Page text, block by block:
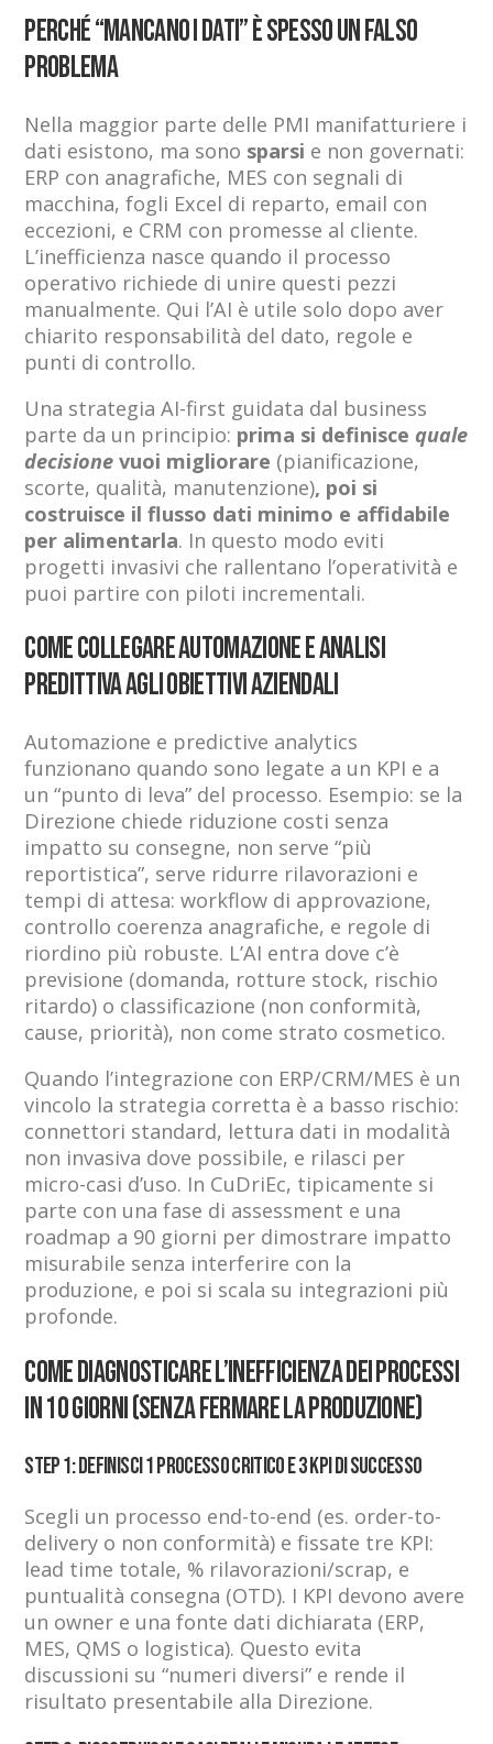
Perché “mancano i dati” è spesso un falso
problema
Nella maggior parte delle PMI manifatturiere i
dati esistono, ma sono sparsi e non governati:
ERP con anagrafiche, MES con segnali di
macchina, fogli Excel di reparto, email con
eccezioni, e CRM con promesse al cliente.
L’inefficienza nasce quando il processo
operativo richiede di unire questi pezzi
manualmente. Qui l’AI è utile solo dopo aver
chiarito responsabilità del dato, regole e
punti di controllo.
Una strategia AI-first guidata dal business
parte da un principio: prima si definiscequale
decisione vuoi migliorare (pianificazione,
scorte, qualità, manutenzione), poi si
costruisce il flusso dati minimo e affidabile
per alimentarla. In questo modo eviti
progetti invasivi che rallentano l’operatività e
puoi partire con piloti incrementali.
Come collegare automazione e analisi
predittiva agli obiettivi aziendali
Automazione e predictive analytics
funzionano quando sono legate a un KPI e a
un “punto di leva” del processo. Esempio: se la
Direzione chiede riduzione costi senza
impatto su consegne, non serve “più
reportistica”, serve ridurre rilavorazioni e
tempi di attesa: workflow di approvazione,
controllo coerenza anagrafiche, e regole di
riordino più robuste. L’AI entra dove c’è
previsione (domanda, rotture stock, rischio
ritardo) o classificazione (non conformità,
cause, priorità), non come strato cosmetico.
Quando l’integrazione con ERP/CRM/MES è un
vincolo la strategia corretta è a basso rischio:
connettori standard, lettura dati in modalità
non invasiva dove possibile, e rilasci per
micro-casi d’uso. In CuDriEc, tipicamente si
parte con una fase di assessment e una
roadmap a 90 giorni per dimostrare impatto
misurabile senza interferire con la
produzione, e poi si scala su integrazioni più
profonde.
Come diagnosticare l’inefficienza dei processi
in 10 giorni (senza fermare la produzione)
Step 1: Definisci 1 processo critico e 3 KPI di successo
Scegli un processo end-to-end (es. order-to-
delivery o non conformità) e fissate tre KPI:
lead time totale, % rilavorazioni/scrap, e
puntualità consegna (OTD). I KPI devono avere
un owner e una fonte dati dichiarata (ERP,
MES, QMS o logistica). Questo evita
discussioni su “numeri diversi” e rende il
risultato presentabile alla Direzione.